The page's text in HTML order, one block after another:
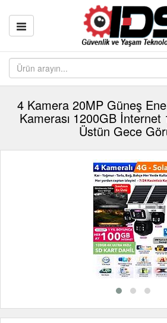
4 Kamera 20MP Güneş
Kamerası 1200GB
Üstün Gece